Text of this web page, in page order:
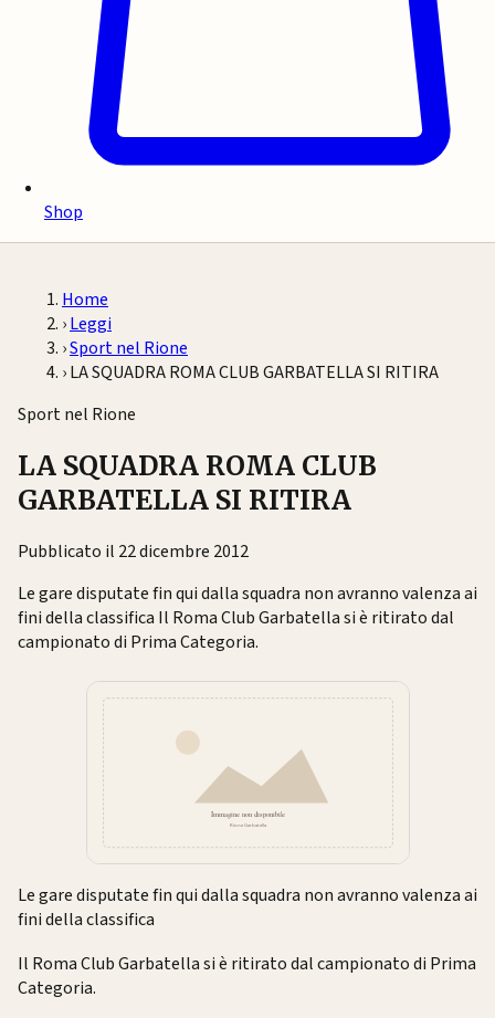
Shop
Home
›Leggi
›Sport nel Rione
›LA SQUADRA ROMA CLUB GARBATELLA SI RITIRA
Sport nel Rione
LA SQUADRA ROMA CLUB
GARBATELLA SI RITIRA
Pubblicato il 22 dicembre 2012
Le gare disputate fin qui dalla squadra non avranno valenza ai
fini della classifica Il Roma Club Garbatella si è ritirato dal
campionato di Prima Categoria.
Le gare disputate fin qui dalla squadra non avranno valenza ai
fini della classifica
Il Roma Club Garbatella si è ritirato dal campionato di Prima
Categoria.